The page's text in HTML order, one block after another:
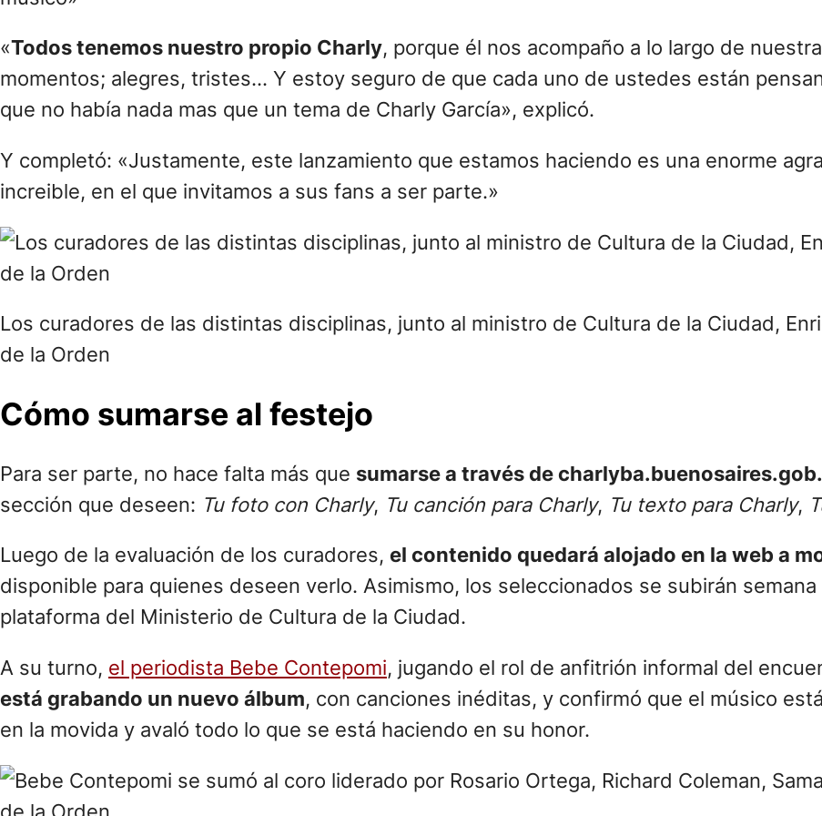
«Todos tenemos nuestro propio Charly, porque él nos acompaño a lo largo de
momentos; alegres, tristes… Y estoy seguro de que cada uno de ustedes están
que no había nada mas que un tema de Charly García», explicó.
Y completó: «Justamente, este lanzamiento que estamos haciendo es una enorme
increible, en el que invitamos a sus fans a ser parte.»
Los curadores de las distintas disciplinas, junto al ministro de Cultura de la Ciudad,
de la Orden
Cómo sumarse al festejo
Para ser parte, no hace falta más que sumarse a través de
sección que deseen: Tu foto con Charly, Tu canción para Charly, Tu texto para Charly,
Luego de la evaluación de los curadores, el contenido quedará alojado en la web a
disponible para quienes deseen verlo. Asimismo, los seleccionados se subirán semana
plataforma del Ministerio de Cultura de la Ciudad.
A su turno, el periodista Bebe Contepomi, jugando el rol de anfitrión informal del
está grabando un nuevo álbum, con canciones inéditas, y confirmó que el músico
en la movida y avaló todo lo que se está haciendo en su honor.